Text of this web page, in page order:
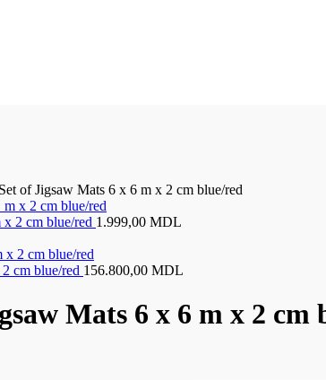
of Jigsaw Mats 6 x 6 m x 2 cm blue/red
2 cm blue/red 1.999,00 MDL
cm blue/red 156.800,00 MDL
Mats 6 x 6 m x 2 cm